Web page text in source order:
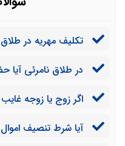
تکلیف مهریه در
در طلاق نامرئی آیا
غایب بدهد؟
اگر زوج یا زوجه
نشده تکلیف چیست؟
آیا شرط تنصیف